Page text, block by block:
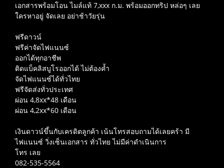
เอกสารพร้อมโอน ไมล์แท้ 7,xxx ก.ม. พร้อมออกทริป หล่อๆ เลย
ใครหาอยู่ จัดเลย อย่าช้าวัยรุ่น
ฟรีดาวน์
ฟรีค่าจัดไฟแนนซ์
ออกได้ทุกอาชีพ
ติดแบ็คลิสบูโรออกได้ ไม่ต้องค้ำ
จัดไฟแนนซ์ได้ทั่วไทย
ฟรีจัดส่งทั่วประเทศ
ผ่อน 4,8xx*48 เดือน
ผ่อน 4,2xx*60 เดือน
เงินดาวน์ขึ้นกับเครดิตลูกค้า เน้นโทรสอบถามได้เลยคร้า มี
ไฟแนนซ์ วิ่งเซ็นเอกสาร ทั่วไทย ไม่มีค่าดำเนินการ
โทร เลย
082-535-5564